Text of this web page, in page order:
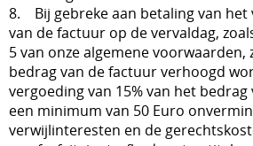
8. Bij gebreke aan betaling van het
van de factuur op de vervaldag,
5 van onze algemene voorwaarden,
bedrag van de factuur verhoogd
vergoeding van 15% van het
een minimum van 50 Euro
verwijlinteresten en de